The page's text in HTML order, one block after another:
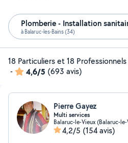
Plomberie - Installation
à Balaruc-les-Bains (34)
18 Particuliers et 18
-
4,6/5 (693 avis)
Pierre Gayez
Multi services
Balaruc-le-Vieux (Balaruc-
4,2/5 (154 avis)